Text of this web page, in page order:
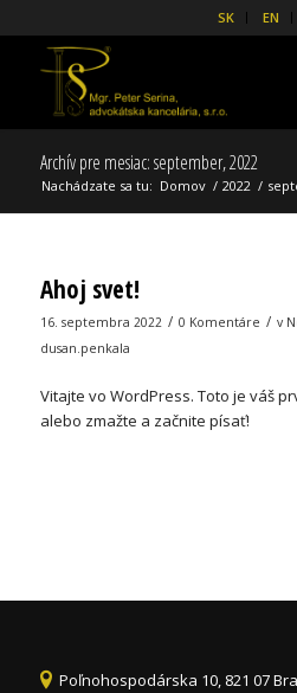
SK EN
Archív pre mesiac: september, 2022
Nachádzate sa tu: Domov / 2022 /
Ahoj svet!
16. septembra 2022 / 0 Komentáre / v
dusan.penkala
Vitajte vo WordPress. Toto je váš
alebo zmažte a začnite písať!
Poľnohospodárska 10, 821 07